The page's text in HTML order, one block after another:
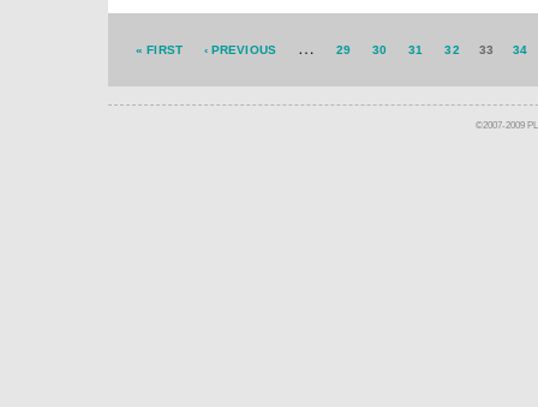
« FIRST ‹ PREVIOUS … 29 30 31 32 33 34
©2007-2009